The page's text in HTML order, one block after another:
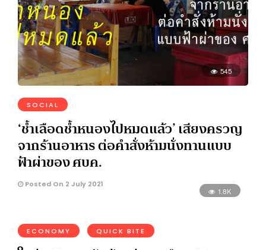
545
SOCIAL
‘ช้ำเลือดช้ำหนองไปหมดแล้ว’ เสียงครวญ
จากร้านอาหาร ต่อคำสั่งห้ามนั่งทานแบบ
ฟ้าผ่าของ ศบค.
Posted On 2 July 2021
1.8K
ECONOMY QUICK BITE